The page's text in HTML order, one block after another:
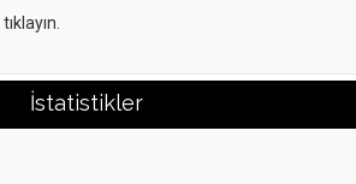
tıklayın.
İstatistikler